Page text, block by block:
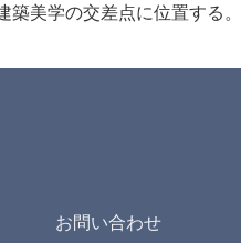
美学の交差点に位置する
お問い合わせ